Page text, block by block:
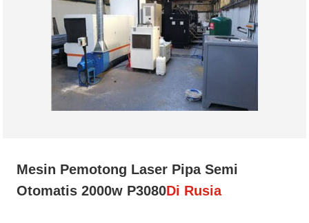
Mesin Pemotong Laser Pipa Semi
Otomatis 2000w P3080Di Rusia